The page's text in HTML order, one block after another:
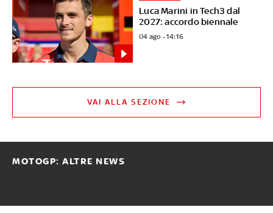
Luca Marini in Tech3 dal
2027: accordo biennale
04 ago - 14:16
VAI ALLA SEZIONE
MOTOGP: ALTRE NEWS